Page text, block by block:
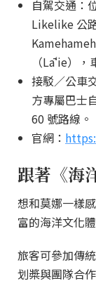
自駕交通：
Likelike 公
（Lāʻie）
接駁／公車
方專屬巴士
60 號路線。
官網：
跟著《海
想和莫娜一樣
富的海洋文化
旅客可參加傳
划槳與團隊合